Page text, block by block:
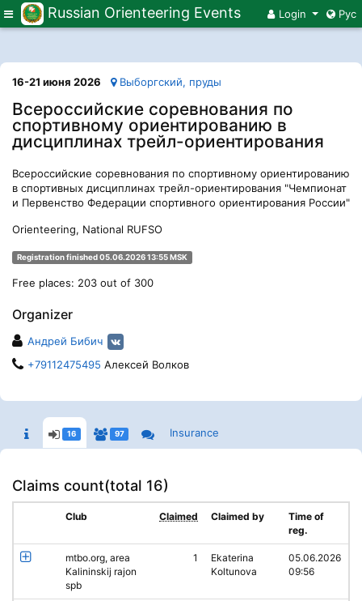
Меню Russian Orienteering Events Login Рус
16-21 июня 2026 Выборгский, пруды
Всероссийские соревнования по
спортивному ориентированию в
дисциплинах трейл-ориентирования
Всероссийские соревнования по спортивному ориентированию
в спортивных дисциплинах трейл-ориентирования "Чемпионат
и Первенство Федерации спортивного ориентирования России"
Orienteering, National RUFSO
Registration finished 05.06.2026 13:55 MSK
Free places: 203 out of 300
Organizer
Андрей Бибич
+79112475495 Алексей Волков
16 97 Insurance
Claims count(total 16)
Club Claimed Claimed by
Time of
reg.
mtbo.org, area
Kalininskij rajon
spb
1
Ekaterina
Koltunova
05.06.2026
09:56